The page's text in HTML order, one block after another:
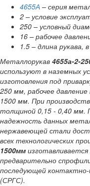
4655А – серия
2 – условие
250 – условный
16 – рабочее
1.5 – длина рукава,
Металлорукав 4655а-2-
используют в наземных
изготовления под
250 мм, рабочее
1500 мм. При
толщиной 0,15 - 0,40 мм.
надежность данных
нержавеющей стали
всех технологических
1500мм
предварительно
последующей
(СРГС).